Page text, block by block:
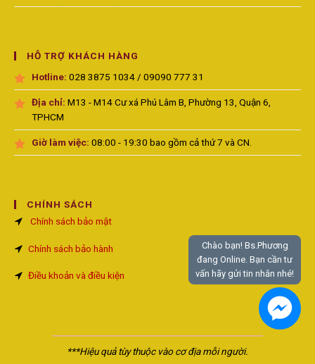
HỖ TRỢ KHÁCH HÀNG
Hotline: 028 3875 1034 / 09090 777 31
Địa chỉ: M13 - M14 Cư xá Phú Lâm B, Phường 13, Quận 6,
TPHCM
Giờ làm việc: 08:00 - 19:30 bao gồm cả thứ 7 và CN.
CHÍNH SÁCH
Chính sách bảo mật
Chính sách bảo hành
Điều khoản và điều kiện
***Hiệu quả tùy thuộc vào cơ địa mỗi người.
Chào bạn! Bs.Phương
đang Online. Bạn cần tư
vấn hãy gửi tin nhắn nhé!